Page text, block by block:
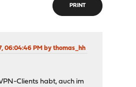
PRINT
06:04:46 PM by thomas_hh
Clients habt, auch im